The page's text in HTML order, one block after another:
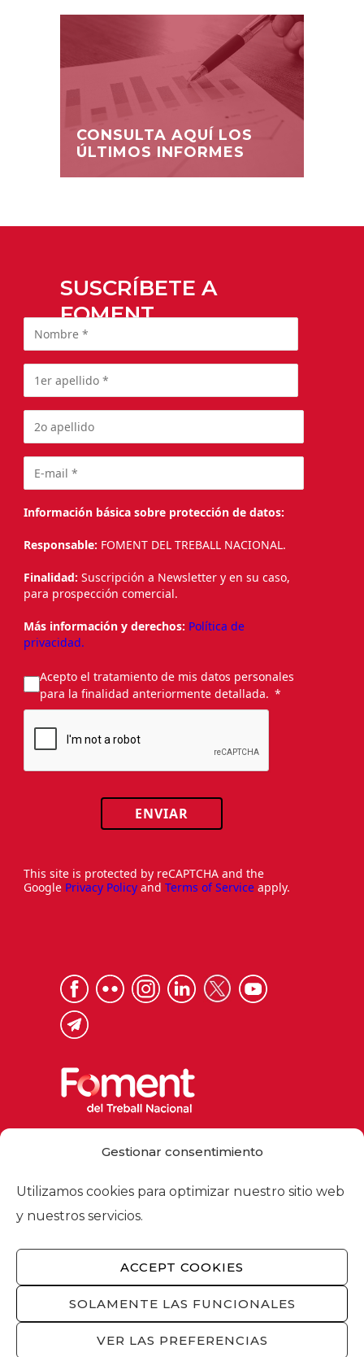
Gestionar consentimiento
Utilizamos cookies para optimizar nuestro sitio web
y nuestros servicios.
ACCEPT COOKIES
SOLAMENTE LAS FUNCIONALES
VER LAS PREFERENCIAS
CONSULTA AQUÍ LOS
ÚLTIMOS INFORMES
SUSCRÍBETE A
FOMENT
Información básica sobre protección de datos:
Responsable: FOMENT DEL TREBALL NACIONAL.
Finalidad: Suscripción a Newsletter y en su caso,
para prospección comercial.
Más información y derechos: Política de
privacidad.
Acepto el tratamiento de mis datos personales
para la finalidad anteriormente detallada.
ENVIAR
This site is protected by reCAPTCHA and the
Google Privacy Policy and Terms of Service apply.
foment@foment.com
© 2026 - Foment del Treball Nacional
de privacidad /Política de cookies